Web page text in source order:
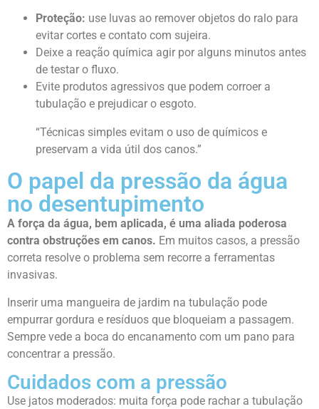
Proteção: use luvas ao remover objetos do ralo para
evitar cortes e contato com sujeira.
Deixe a reação química agir por alguns minutos antes
de testar o fluxo.
Evite produtos agressivos que podem corroer a
tubulação e prejudicar o esgoto.
“Técnicas simples evitam o uso de químicos e
preservam a vida útil dos canos.”
O papel da pressão da água
no desentupimento
A força da água, bem aplicada, é uma aliada poderosa
contra obstruções em canos. Em muitos casos, a pressão
correta resolve o problema sem recorre a ferramentas
invasivas.
Inserir uma mangueira de jardim na tubulação pode
empurrar gordura e resíduos que bloqueiam a passagem.
Sempre vede a boca do encanamento com um pano para
concentrar a pressão.
Cuidados com a pressão
Use jatos moderados: muita força pode rachar a tubulação